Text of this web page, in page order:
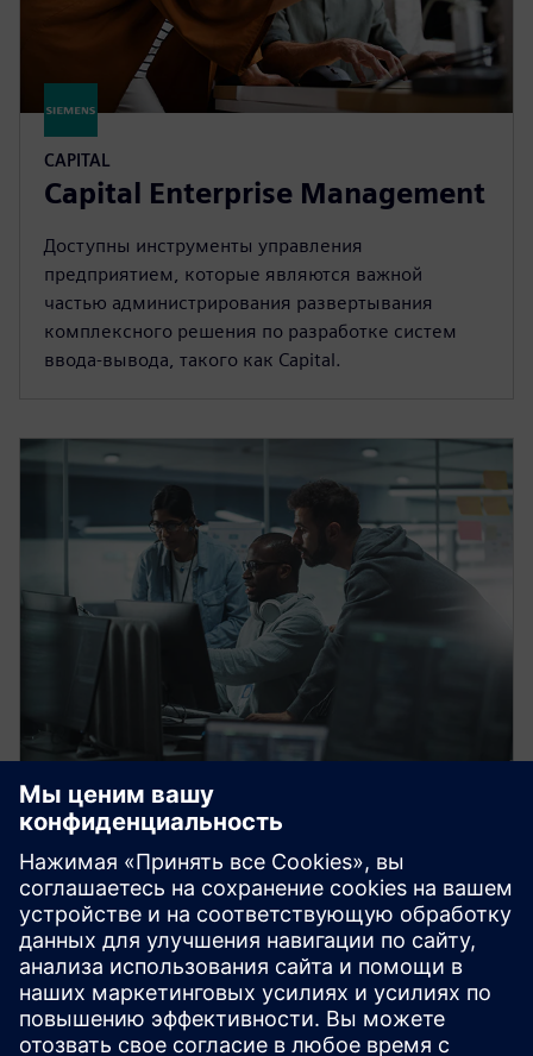
CAPITAL
Capital Enterprise Management
Доступны инструменты управления
предприятием, которые являются важной
частью администрирования развертывания
комплексного решения по разработке систем
ввода-вывода, такого как Capital.
CAPITAL
Capital Connectors
Capital Connectors обеспечивает
беспрепятственный обмен электрическими
данными с помощью MCAD, PLM и инструментов
моделирования.